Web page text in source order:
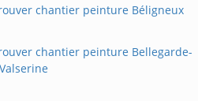
chantier peinture Béligneux
chantier peinture Bellegarde-